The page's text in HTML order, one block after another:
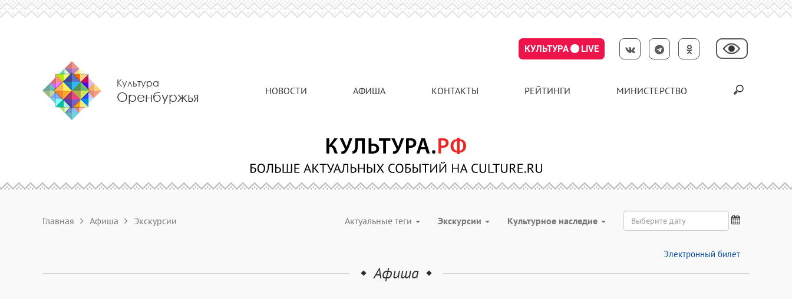
КУЛЬТУРА LIVE
Культура
Оренбуржья НОВОСТИ АФИША КОНТАКТЫ РЕЙТИНГИ МИНИСТЕРСТВО
Главная Афиша Экскурсии Актуальные теги Экскурсии Культурное наследие
Электронный билет
Афиша